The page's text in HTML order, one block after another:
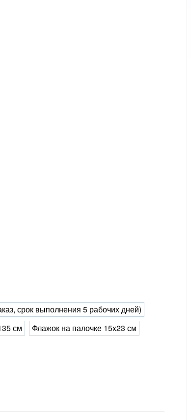
срок выполнения 5 рабочих дней)
см
Флажок на палочке 15x23 см